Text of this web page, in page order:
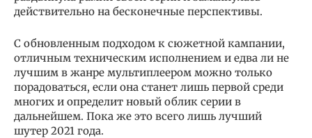
действительно на бесконечные перспективы.
С обновленным подходом к сюжетной кампании,
отличным техническим исполнением и едва ли не
лучшим в жанре мультиплеером можно только
порадоваться, если она станет лишь первой среди
многих и определит новый облик серии в
дальнейшем. Пока же это всего лишь лучший
шутер 2021 года.